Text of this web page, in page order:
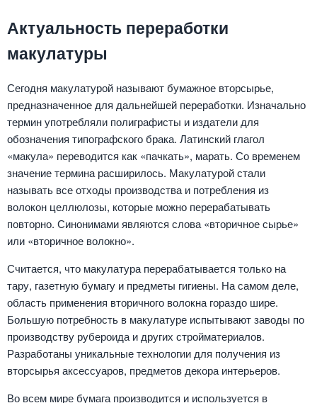
Актуальность переработки
макулатуры
Сегодня макулатурой называют бумажное вторсырье,
предназначенное для дальнейшей переработки. Изначально
термин употребляли полиграфисты и издатели для
обозначения типографского брака. Латинский глагол
«макула» переводится как «пачкать», марать. Со временем
значение термина расширилось. Макулатурой стали
называть все отходы производства и потребления из
волокон целлюлозы, которые можно перерабатывать
повторно. Синонимами являются слова «вторичное сырье»
или «вторичное волокно».
Считается, что макулатура перерабатывается только на
тару, газетную бумагу и предметы гигиены. На самом деле,
область применения вторичного волокна гораздо шире.
Большую потребность в макулатуре испытывают заводы по
производству рубероида и других стройматериалов.
Разработаны уникальные технологии для получения из
вторсырья аксессуаров, предметов декора интерьеров.
Во всем мире бумага производится и используется в